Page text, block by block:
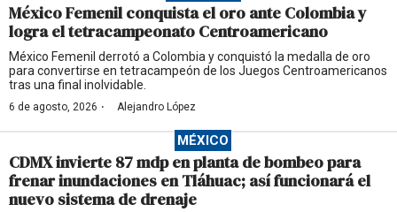
México Femenil conquista el oro ante Colombia y
logra el tetracampeonato Centroamericano
México Femenil derrotó a Colombia y conquistó la medalla de oro
para convertirse en tetracampeón de los Juegos Centroamericanos
tras una final inolvidable.
6 de agosto, 2026 · Alejandro López
MÉXICO
CDMX invierte 87 mdp en planta de bombeo para
frenar inundaciones en Tláhuac; así funcionará el
nuevo sistema de drenaje